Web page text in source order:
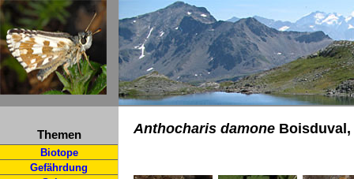
Themen
Biotope
Gefährdung
Anthocharis damone Boisduval,